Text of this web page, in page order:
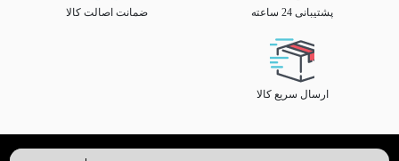
پشتیبانی 24 ساعته ضمانت اصالت کالا
ارسال سریع کالا